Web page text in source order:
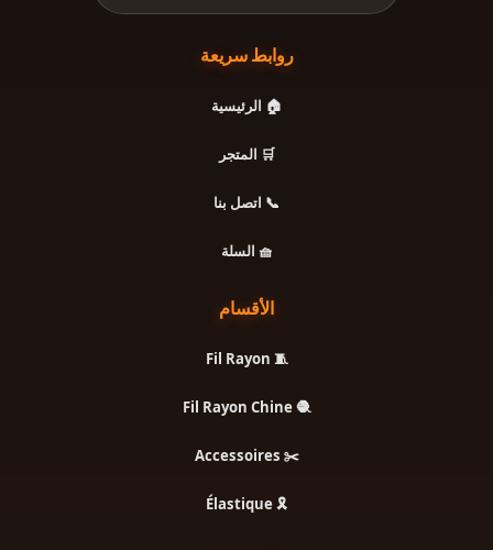
روابط سريعة
🏠 الرئيسية
🛒 المتجر
📞 اتصل بنا
🧺 السلة
الأقسام
🧵 Fil Rayon
🧶 Fil Rayon Chine
✂️ Accessoires
🎗️ Élastique